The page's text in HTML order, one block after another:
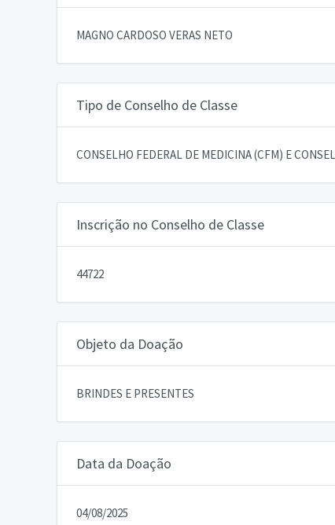
MAGNO CARDOSO VERAS NETO
Tipo de Conselho de Classe
CONSELHO FEDERAL DE MEDICINA (CFM) E
Inscrição no Conselho de Classe
44722
Objeto da Doação
BRINDES E PRESENTES
Data da Doação
04/08/2025